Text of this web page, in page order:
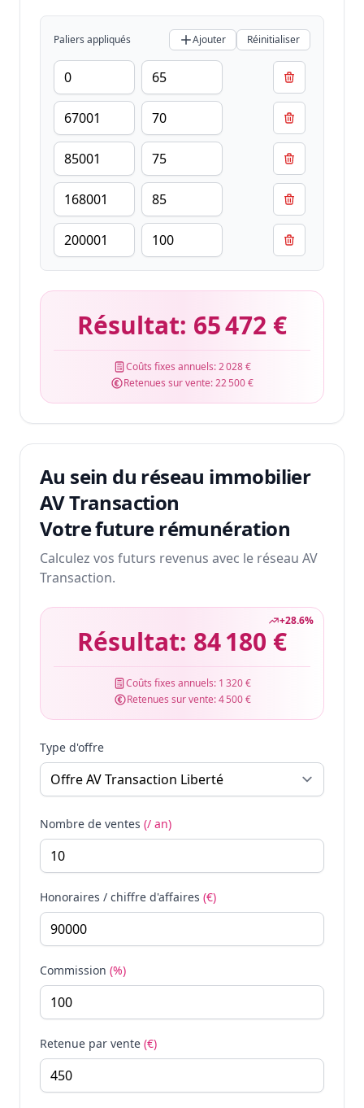
Paliers appliqués Ajouter Réinitialiser
Résultat: 65 472 €
Coûts fixes annuels:2 028 €
Retenues sur vente:22 500 €
Au sein du réseau immobilier
AV Transaction
Votre future rémunération
Calculez vos futurs revenus avec le réseau AV
Transaction.
+28.6%
Résultat: 84 180 €
Coûts fixes annuels: 1 320 €
Retenues sur vente:4 500 €
Type d'offre
Nombre de ventes (/ an)
Honoraires / chiffre d'affaires (€)
Commission (%)
Retenue par vente (€)